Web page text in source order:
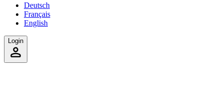
Deutsch
Français
English
Login